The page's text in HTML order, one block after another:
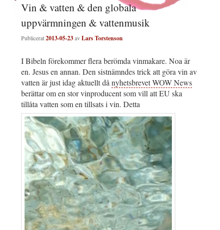
Vin & vatten & den globala
uppvärmningen & vattenmusik
Publicerat2013-05-23avLars Torstenson
I Bibeln förekommer flera berömda vinmakare. Noa är
en. Jesus en annan. Den sistnämndes trick att göra vin av
vatten är just idag aktuellt dånyhetsbrevet WOW News
berättar om en stor vinproducent som vill att EU ska
tillåta vatten som en tillsats i vin. Detta